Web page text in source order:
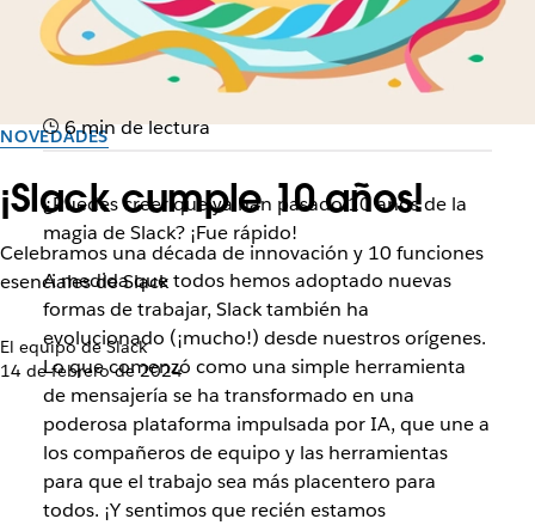
NOVEDADES
¡Slack cumple 10 años!
Celebramos una década de innovación y 10 funciones
esenciales de Slack
El equipo de Slack
14 de febrero de 2024
6 min de lectura
¿Puedes creer que ya han pasado 10 años de la
magia de Slack? ¡Fue rápido!
A medida que todos hemos adoptado nuevas
formas de trabajar, Slack también ha
evolucionado (¡mucho!) desde nuestros orígenes.
Lo que comenzó como una simple herramienta
de mensajería se ha transformado en una
poderosa plataforma impulsada por IA, que une a
los compañeros de equipo y las herramientas
para que el trabajo sea más placentero para
todos. ¡Y sentimos que recién estamos